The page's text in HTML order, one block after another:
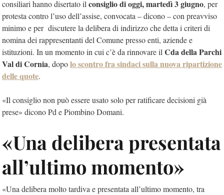
consiliari hanno disertato ilconsiglio di oggi, martedì 3 giugno, per
protesta contro l’uso dell’assise, convocata – dicono – con preavviso
minimo e per discutere la delibera di indirizzo che detta i criteri di
nomina dei rappresentanti del Comune presso enti, aziende e
istituzioni. In un momento in cui c’è da rinnovare ilCda della Parchi
Val di Cornia, dopolo scontro fra sindaci sulla nuova ripartizione
delle quote.
«Il consiglio non può essere usato solo per ratificare decisioni già
prese» dicono Pd e Piombino Domani.
«Una delibera presentata
all’ultimo momento»
«Una delibera molto tardiva e presentata all’ultimo momento, tra